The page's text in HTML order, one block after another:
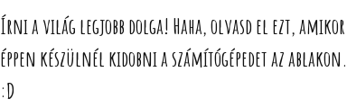
Írni a világ legjobb dolga! Haha, olvasd el ezt, amikor
éppen készülnél kidobni a számítógépedet az ablakon.
:D